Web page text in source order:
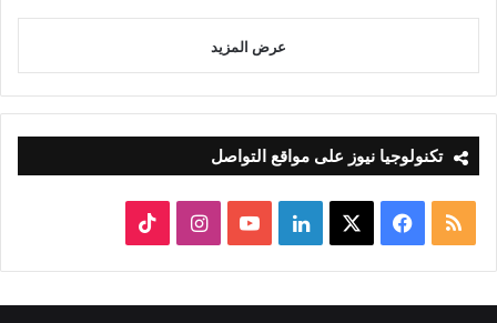
عرض المزيد
تكنولوجيا نيوز على مواقع التواصل
ملخص
الموقع
RSS
فيسبوك لينكدإن‫YouTubeانستقرام